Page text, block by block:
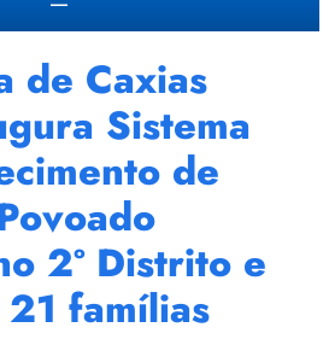
de Caxias
Sistema
de
2º Distrito e
famílias